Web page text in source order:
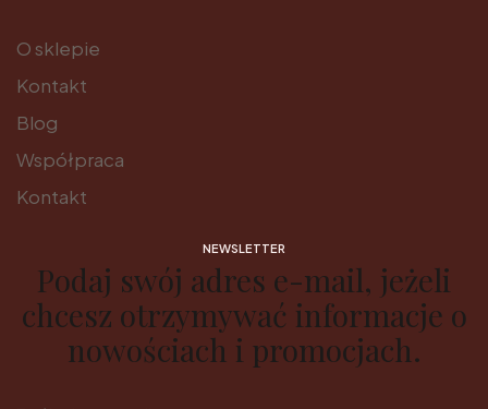
O sklepie
Kontakt
Blog
Współpraca
Kontakt
NEWSLETTER
Podaj swój adres e-mail, jeżeli
chcesz otrzymywać informacje o
nowościach i promocjach.